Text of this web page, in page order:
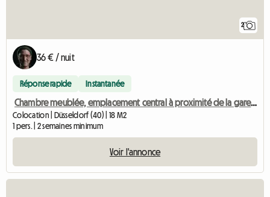
2
36 € / nuit
Réponse rapide Instantanée
Chambre meublée, emplacement central à proximité de la gare principale
Colocation | Düsseldorf (40) | 18 M2
1 pers. | 2 semaines minimum
Voir l'annonce